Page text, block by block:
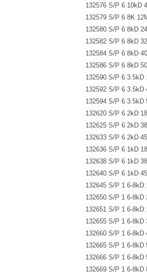
132576 S/P 6 10kD
132579 S/P 6 8K
132580 S/P 6 8kD
132582 S/P 6 8kD
132584 S/P 6 8kD
132586 S/P 6 8kD
132590 S/P 6 3.5kD
132592 S/P 6 3.5kD
132594 S/P 6 3.5kD
132620 S/P 6 2kD
132625 S/P 6 2kD
132633 S/P 6 2kD
132636 S/P 6 1kD
132638 S/P 6 1kD
132640 S/P 6 1kD
132645 S/P 1 6-
132650 S/P 1 6-
132651 S/P 1 6-
132655 S/P 1 6-
132660 S/P 1 6-
132665 S/P 1 6-
132666 S/P 1 6-
132669 S/P 1 6-